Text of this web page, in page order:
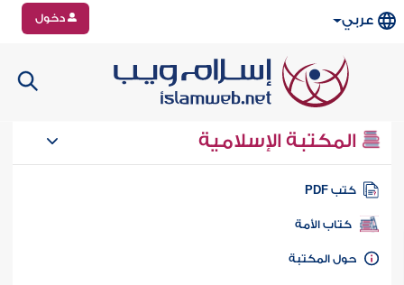
عربي دخول
المكتبة الإسلامية
كتب PDF
كتاب الأمة